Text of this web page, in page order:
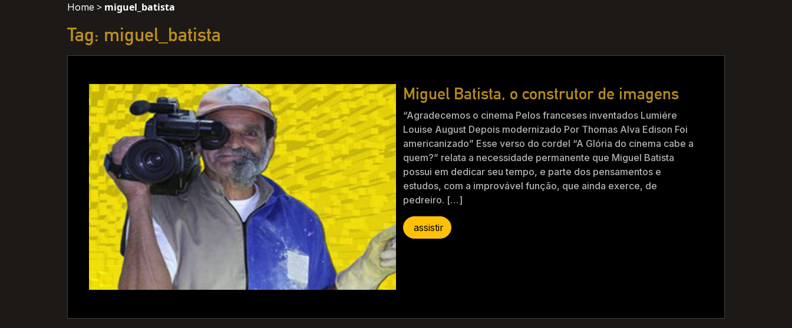
Home > miguel_batista
Tag: miguel_batista
Miguel Batista, o construtor de imagens
“Agradecemos o cinema Pelos franceses inventados Lumiére
Louise August Depois modernizado Por Thomas Alva Edison Foi
americanizado” Esse verso do cordel “A Glória do cinema cabe a
quem?” relata a necessidade permanente que Miguel Batista
possui em dedicar seu tempo, e parte dos pensamentos e
estudos, com a improvável função, que ainda exerce, de
pedreiro. […]
assistir